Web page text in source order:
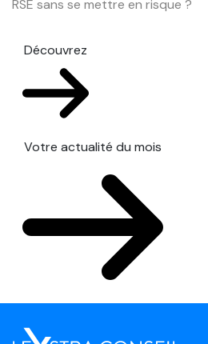
RSE sans se mettre en risque ?
Découvrez
Votre actualité du mois